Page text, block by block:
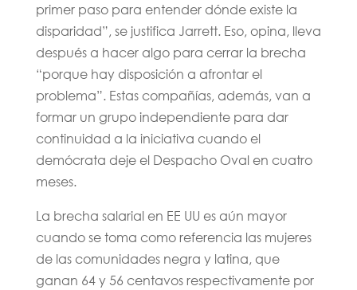
primer paso para entender dónde existe la
disparidad”, se justifica Jarrett. Eso, opina, lleva
después a hacer algo para cerrar la brecha
“porque hay disposición a afrontar el
problema”. Estas compañías, además, van a
formar un grupo independiente para dar
continuidad a la iniciativa cuando el
demócrata deje el Despacho Oval en cuatro
meses.
La brecha salarial en EE UU es aún mayor
cuando se toma como referencia las mujeres
de las comunidades negra y latina, que
ganan 64 y 56 centavos respectivamente por